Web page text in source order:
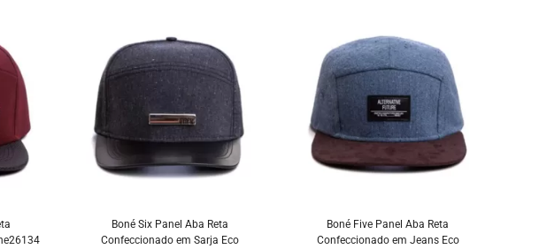
Boné Six Panel Aba Reta
Confeccionado em Sarja Eco
Boné Five Panel Aba Reta
Confeccionado em Jeans Eco